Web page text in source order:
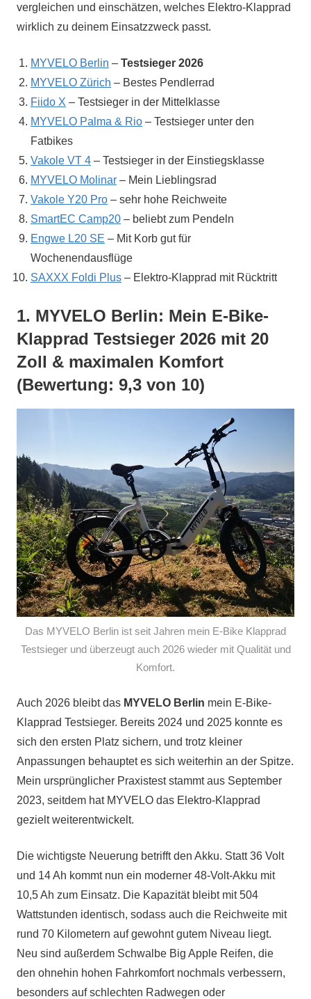
vergleichen und einschätzen, welches Elektro-Klapprad
wirklich zu deinem Einsatzzweck passt.
MYVELO Berlin – Testsieger 2026
MYVELO Zürich – Bestes Pendlerrad
Fiido X – Testsieger in der Mittelklasse
MYVELO Palma & Rio – Testsieger unter den
Fatbikes
Vakole VT 4 – Testsieger in der Einstiegsklasse
MYVELO Molinar – Mein Lieblingsrad
Vakole Y20 Pro – sehr hohe Reichweite
SmartEC Camp20 – beliebt zum Pendeln
Engwe L20 SE – Mit Korb gut für
Wochenendausflüge
SAXXX Foldi Plus – Elektro-Klapprad mit Rücktritt
1. MYVELO Berlin: Mein E-Bike-
Klapprad Testsieger 2026 mit 20
Zoll & maximalen Komfort
(Bewertung: 9,3 von 10)
Das MYVELO Berlin ist seit Jahren mein E-Bike Klapprad
Testsieger und überzeugt auch 2026 wieder mit Qualität und
Komfort.
Auch 2026 bleibt das MYVELO Berlin mein E-Bike-
Klapprad Testsieger. Bereits 2024 und 2025 konnte es
sich den ersten Platz sichern, und trotz kleiner
Anpassungen behauptet es sich weiterhin an der Spitze.
Mein ursprünglicher Praxistest stammt aus September
2023, seitdem hat MYVELO das Elektro-Klapprad
gezielt weiterentwickelt.
Die wichtigste Neuerung betrifft den Akku. Statt 36 Volt
und 14 Ah kommt nun ein moderner 48-Volt-Akku mit
10,5 Ah zum Einsatz. Die Kapazität bleibt mit 504
Wattstunden identisch, sodass auch die Reichweite mit
rund 70 Kilometern auf gewohnt gutem Niveau liegt.
Neu sind außerdem Schwalbe Big Apple Reifen, die
den ohnehin hohen Fahrkomfort nochmals verbessern,
besonders auf schlechten Radwegen oder